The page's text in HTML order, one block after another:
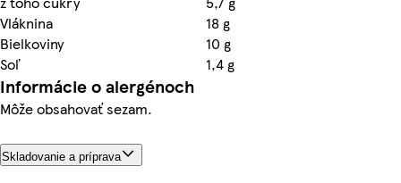
Vláknina
18 g
Bielkoviny
10 g
Soľ
1,4 g
Informácie o alergénoch
Môže obsahovať sezam.
Skladovanie a príprava